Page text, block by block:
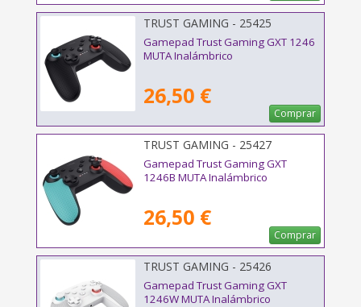
TRUST GAMING - 25425
Gamepad Trust Gaming GXT 1246
MUTA Inalámbrico
26,50 €
Comprar
TRUST GAMING - 25427
Gamepad Trust Gaming GXT
1246B MUTA Inalámbrico
26,50 €
Comprar
TRUST GAMING - 25426
Gamepad Trust Gaming GXT
1246W MUTA Inalámbrico